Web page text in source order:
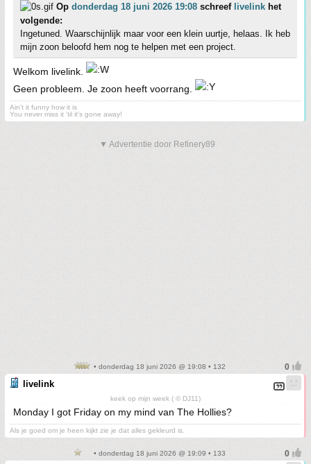
Op donderdag 18 juni 2026 19:08 schreef livelink het
volgende:
Ingetuned. Waarschijnlijk maar voor een klein uurtje, helaas. Ik heb
mijn zoon beloofd hem nog te helpen met een project.
Welkom livelink.
Geen probleem. Je zoon heeft voorrang.
Ain't it funny how it is
You never miss it 'til it's gone away!
▼ Advertentie door Refinery89
• donderdag 18 juni 2026 @ 19:08 • 132
livelink
keek op mijn week ( © DJ11)
Monday I got Friday on my mind van The Hollies?
Als je goed om je heen kijkt zie je dat alles gekleurd is.
• donderdag 18 juni 2026 @ 19:09 • 133